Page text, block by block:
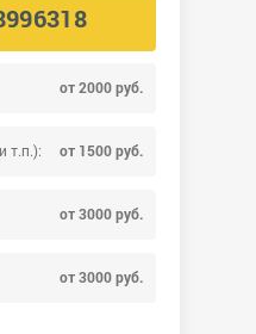
от 2000 руб.
т.п.): от 1500 руб.
от 3000 руб.
от 3000 руб.